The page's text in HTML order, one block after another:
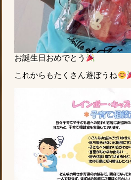
お誕生日おめでとう
これからもたくさん遊ぼうね